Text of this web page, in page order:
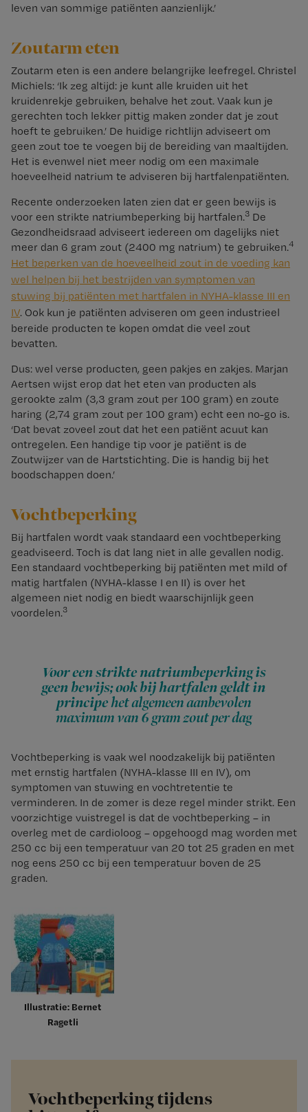
leven van sommige patiënten aanzienlijk.’
Zoutarm eten
Zoutarm eten is een andere belangrijke leefregel. Christel
Michiels: ‘Ik zeg altijd: je kunt alle kruiden uit het
kruidenrekje gebruiken, behalve het zout. Vaak kun je
gerechten toch lekker pittig maken zonder dat je zout
hoeft te gebruiken.’ De huidige richtlijn adviseert om
geen zout toe te voegen bij de bereiding van maaltijden.
Het is evenwel niet meer nodig om een maximale
hoeveelheid natrium te adviseren bij hartfalenpatiënten.
Recente onderzoeken laten zien dat er geen bewijs is
voor een strikte natriumbeperking bij hartfalen.3 De
Gezondheidsraad adviseert iedereen om dagelijks niet
meer dan 6 gram zout (2400 mg natrium) te gebruiken.4
Het beperken van de hoeveelheid zout in de voeding kan
wel helpen bij het bestrijden van symptomen van
stuwing bij patiënten met hartfalen in NYHA-klasse III en
IV. Ook kun je patiënten adviseren om geen industrieel
bereide producten te kopen omdat die veel zout
bevatten.
Dus: wel verse producten, geen pakjes en zakjes. Marjan
Aertsen wijst erop dat het eten van producten als
gerookte zalm (3,3 gram zout per 100 gram) en zoute
haring (2,74 gram zout per 100 gram) echt een no-go is.
‘Dat bevat zoveel zout dat het een patiënt acuut kan
ontregelen. Een handige tip voor je patiënt is de
Zoutwijzer van de Hartstichting. Die is handig bij het
boodschappen doen.’
Vochtbeperking
Bij hartfalen wordt vaak standaard een vochtbeperking
geadviseerd. Toch is dat lang niet in alle gevallen nodig.
Een standaard vochtbeperking bij patiënten met mild of
matig hartfalen (NYHA-klasse I en II) is over het
algemeen niet nodig en biedt waarschijnlijk geen
voordelen.3
Voor een strikte natriumbeperking is
geen bewijs; ook bij hartfalen geldt in
principehet algemeen aanbevolen
maximum van 6 gram zout per dag
Vochtbeperking is vaak wel noodzakelijk bij patiënten
met ernstig hartfalen (NYHA-klasse III en IV), om
symptomen van stuwing en vochtretentie te
verminderen. In de zomer is deze regel minder strikt. Een
voorzichtige vuistregel is dat de vochtbeperking – in
overleg met de cardioloog – opgehoogd mag worden met
250 cc bij een temperatuur van 20 tot 25 graden en met
nog eens 250 cc bij een temperatuur boven de 25
graden.
Illustratie: Bernet
Ragetli
Vochtbeperking tijdens